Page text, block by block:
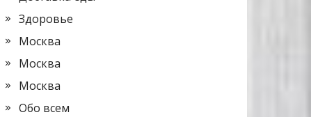
Здоровье
Москва
Москва
Москва
Обо всем